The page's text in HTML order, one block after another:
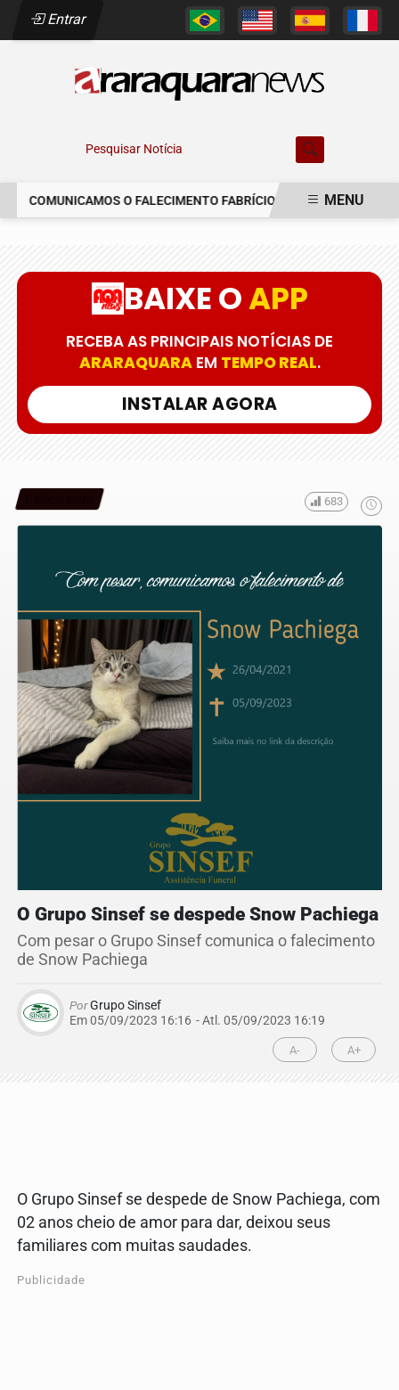
Entrar
Pesquisar Notícia
COMUNICAMOS O FALECIMENTO FABRÍCIO AUGUSTO FERREIRA
MENU
BAIXE OAPP
RECEBA AS PRINCIPAIS NOTÍCIAS DE
ARARAQUARAEM TEMPO REAL.
INSTALAR AGORA
683
O Grupo Sinsef se despede Snow Pachiega
Com pesar o Grupo Sinsef comunica o falecimento
de Snow Pachiega
PorGrupo Sinsef
Em 05/09/2023 16:16 - Atl. 05/09/2023 16:19
A- A+
O Grupo Sinsef se despede de Snow Pachiega, com
02 anos cheio de amor para dar, deixou seus
familiares com muitas saudades.
Publicidade